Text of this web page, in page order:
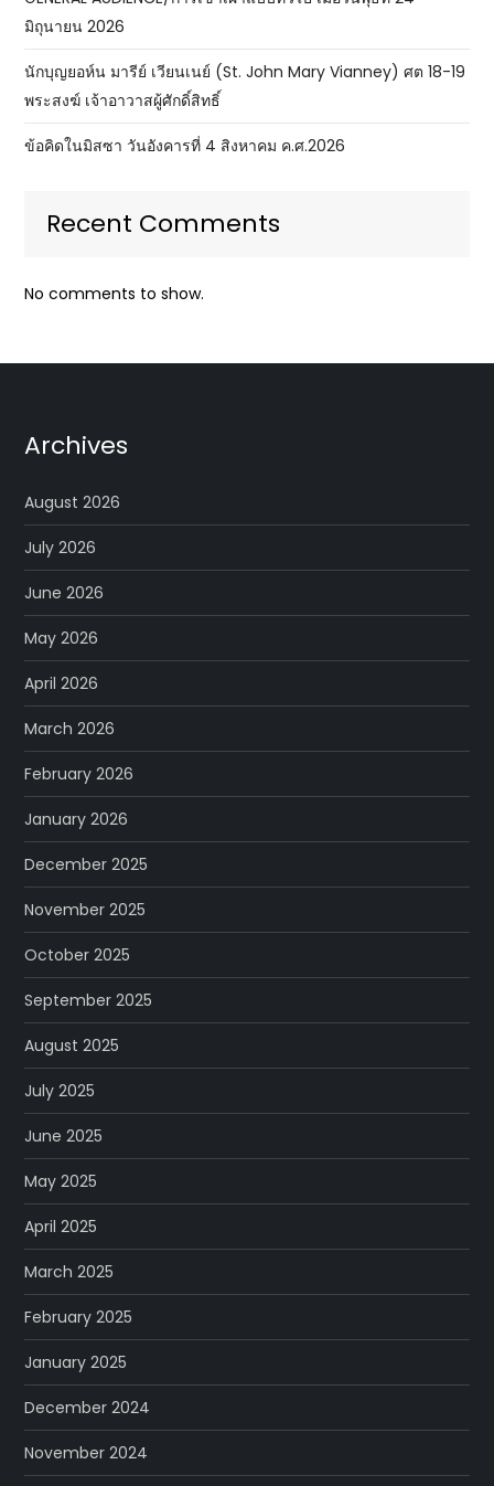
มิถุนายน 2026
นักบุญยอห์น มารีย์ เวียนเนย์ (St. John Mary Vianney) ศต 18-19
พระสงฆ์ เจ้าอาวาสผู้ศักดิ์สิทธิ์
ข้อคิดในมิสซา วันอังคารที่ 4 สิงหาคม ค.ศ.2026
Recent Comments
No comments to show.
Archives
August 2026
July 2026
June 2026
May 2026
April 2026
March 2026
February 2026
January 2026
December 2025
November 2025
October 2025
September 2025
August 2025
July 2025
June 2025
May 2025
April 2025
March 2025
February 2025
January 2025
December 2024
November 2024